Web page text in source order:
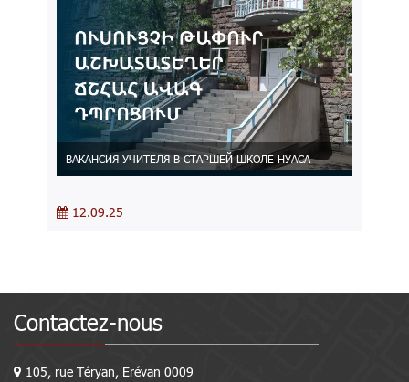
ВАКАНСИЯ УЧИТЕЛЯ В СТАРШЕЙ ШКОЛЕ НУАСА
12.09.25
Contactez-nous
105, rue Téryan, Erévan 0009